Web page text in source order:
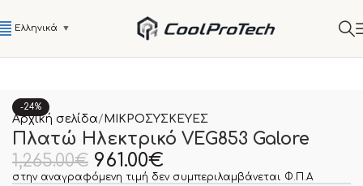
Ελληνικά ▼
-24%
Αρχική σελίδα ΜΙΚΡΟΣΥΣΚΕΥΕΣ
Πλατώ Ηλεκτρικό VEG853 Galore
1,265.00€ 961.00€
στην αναγραφόμενη τιμή δεν συμπεριλαμβάνεται Φ.Π.Α